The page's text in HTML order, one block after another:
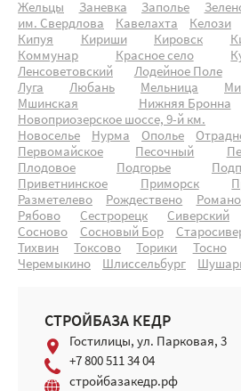
Жельцы
Заневка Заполье
им. Свердлова
Кавелахта Келози
Кипуя
Кириши Кировск
Коммунар
Красное село
Ленсоветовский
Лодейное Поле
Луга
Любань Мельница
Мшинская
Нижняя Бронна
Новоприозерское шоссе, 9-й км.
Новоселье
Нурма Ополье
Первомайское
Песочный
Плодовое
Подгорье
Приветнинское
Приморск
Разметелево
Рождествено
Рябово
Сестрорецк Сиверский
Сосново
Сосновый Бор
Тихвин
Токсово Торики Тосно
Черемыкино
Шлиссельбург
СТРОЙБАЗА КЕДР
Гостилицы, ул. Парковая, 3
+7 800 511 34 04
стройбазакедр.рф